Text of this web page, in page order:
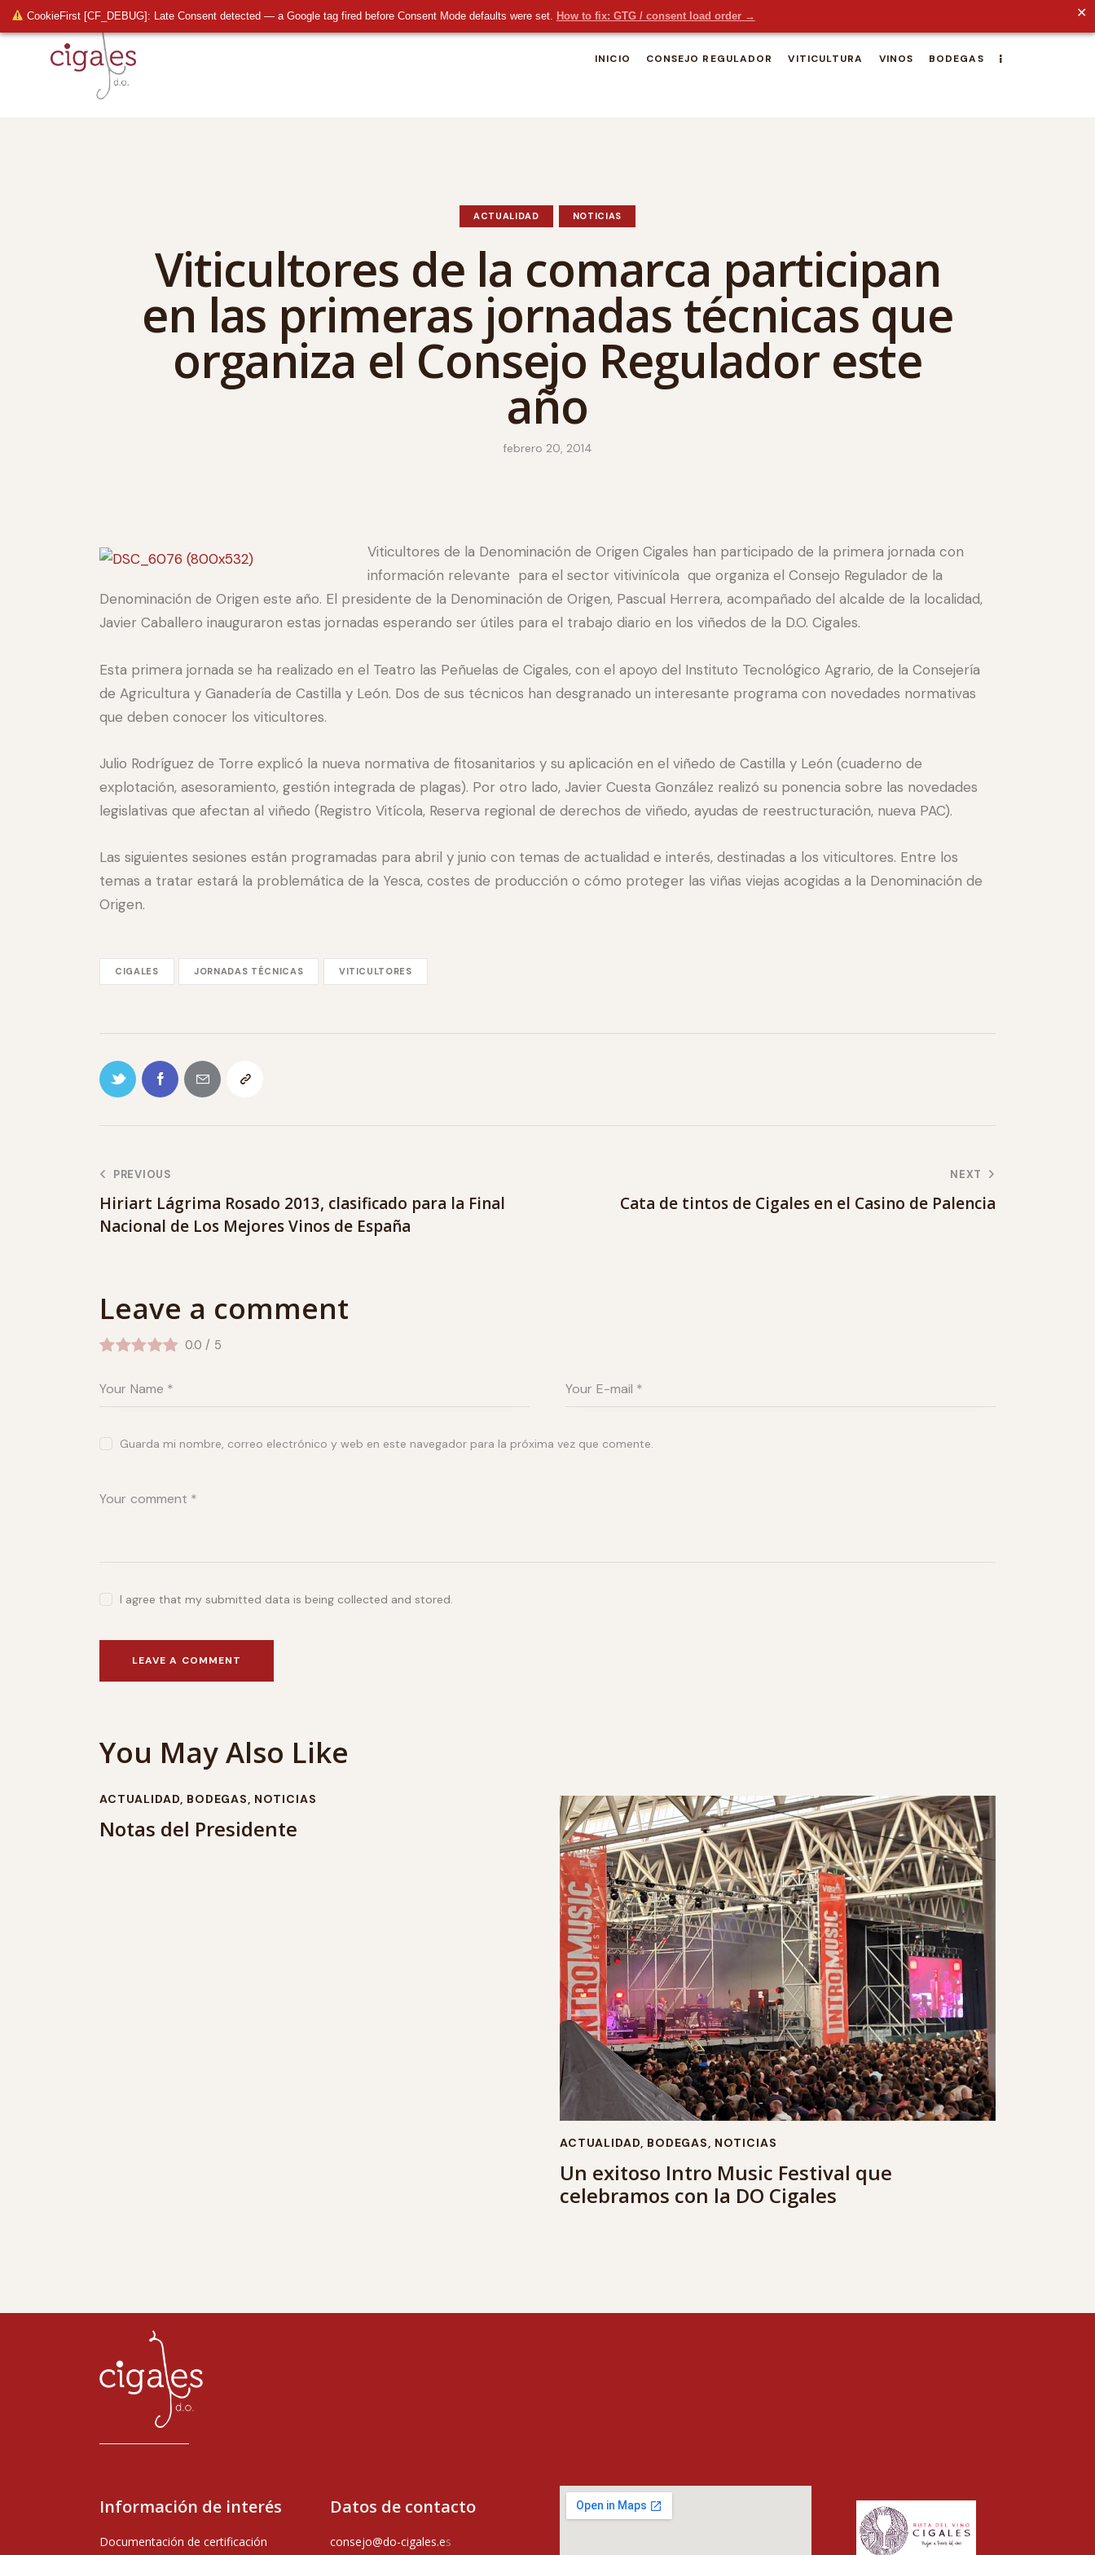
CookieFirst [CF_DEBUG]: Late Consent detected — a Google tag fired before Consent Mode defaults were set. How to fix: GTG / consent load order → ✕
INICIO CONSEJO REGULADOR VITICULTURA VINOS BODEGAS
ACTUALIDAD NOTICIAS
Viticultores de la comarca participan
en las primeras jornadas técnicas que
organiza el Consejo Regulador este
año
febrero 20, 2014
Viticultores de la Denominación de Origen Cigales han participado de la primera jornada con
información relevante para el sector vitivinícola que organiza el Consejo Regulador de la
Denominación de Origen este año. El presidente de la Denominación de Origen, Pascual Herrera, acompañado del alcalde de la localidad,
Javier Caballero inauguraron estas jornadas esperando ser útiles para el trabajo diario en los viñedos de la D.O. Cigales.
Esta primera jornada se ha realizado en el Teatro las Peñuelas de Cigales, con el apoyo del Instituto Tecnológico Agrario, de la Consejería
de Agricultura y Ganadería de Castilla y León. Dos de sus técnicos han desgranado un interesante programa con novedades normativas
que deben conocer los viticultores.
Julio Rodríguez de Torre explicó la nueva normativa de fitosanitarios y su aplicación en el viñedo de Castilla y León (cuaderno de
explotación, asesoramiento, gestión integrada de plagas). Por otro lado, Javier Cuesta González realizó su ponencia sobre las novedades
legislativas que afectan al viñedo (Registro Vitícola, Reserva regional de derechos de viñedo, ayudas de reestructuración, nueva PAC).
Las siguientes sesiones están programadas para abril y junio con temas de actualidad e interés, destinadas a los viticultores. Entre los
temas a tratar estará la problemática de la Yesca, costes de producción o cómo proteger las viñas viejas acogidas a la Denominación de
Origen.
CIGALES JORNADAS TÉCNICAS VITICULTORES
PREVIOUS
Hiriart Lágrima Rosado 2013, clasificado para la Final
Nacional de Los Mejores Vinos de España
NEXT
Cata de tintos de Cigales en el Casino de Palencia
Leave a comment
0.0 / 5
Guarda mi nombre, correo electrónico y web en este navegador para la próxima vez que comente.
I agree that my submitted data is being collected and stored.
You May Also Like
ACTUALIDAD, BODEGAS, NOTICIAS
Notas del Presidente
ACTUALIDAD, BODEGAS, NOTICIAS
Un exitoso Intro Music Festival que
celebramos con la DO Cigales
Información de interés
Documentación de certificación
Datos de contacto
consejo@do-cigales.es